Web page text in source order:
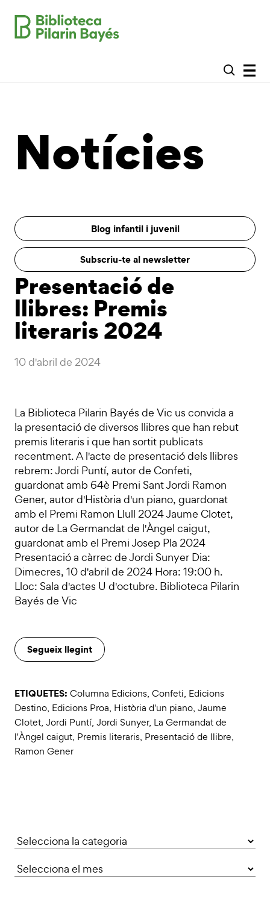
Notícies
Blog infantil i juvenil
Subscriu-te al newsletter
Presentació de
llibres: Premis
literaris 2024
10 d'abril de 2024
La Biblioteca Pilarin Bayés de Vic us convida a
la presentació de diversos llibres que han rebut
premis literaris i que han sortit publicats
recentment. A l'acte de presentació dels llibres
rebrem: Jordi Puntí, autor de Confeti,
guardonat amb 64è Premi Sant Jordi Ramon
Gener, autor d'Història d'un piano, guardonat
amb el Premi Ramon Llull 2024 Jaume Clotet,
autor de La Germandat de l'Àngel caigut,
guardonat amb el Premi Josep Pla 2024
Presentació a càrrec de Jordi Sunyer Dia:
Dimecres, 10 d'abril de 2024 Hora: 19:00 h.
Lloc: Sala d'actes U d'octubre. Biblioteca Pilarin
Bayés de Vic
Segueix llegint
ETIQUETES: Columna Edicions, Confeti, Edicions
Destino, Edicions Proa, Història d'un piano, Jaume
Clotet, Jordi Puntí, Jordi Sunyer, La Germandat de
l'Àngel caigut, Premis literaris, Presentació de llibre,
Ramon Gener
Categories